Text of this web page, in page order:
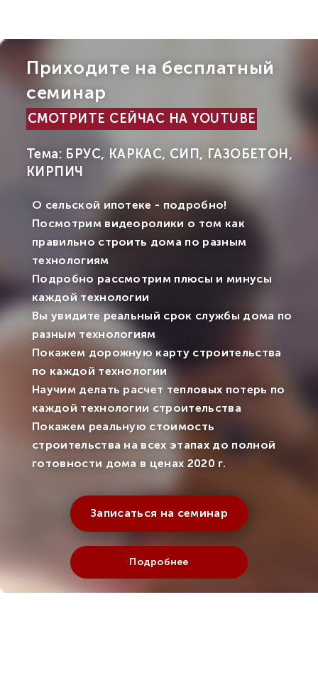
Приходите на бесплатный
семинар
СМОТРИТЕ СЕЙЧАС НА YOUTUBE
Тема: БРУС, КАРКАС, СИП, ГАЗОБЕТОН,
КИРПИЧ
О сельской ипотеке - подробно!
Посмотрим видеоролики о том как
правильно строить дома по разным
технологиям
Подробно рассмотрим плюсы и минусы
каждой технологии
Вы увидите реальный срок службы дома по
разным технологиям
Покажем дорожную карту строительства
по каждой технологии
Научим делать расчет тепловых потерь по
каждой технологии строительства
Покажем реальную стоимость
строительства на всех этапах до полной
готовности дома в ценах 2020 г.
Записаться на семинар
Подробнее